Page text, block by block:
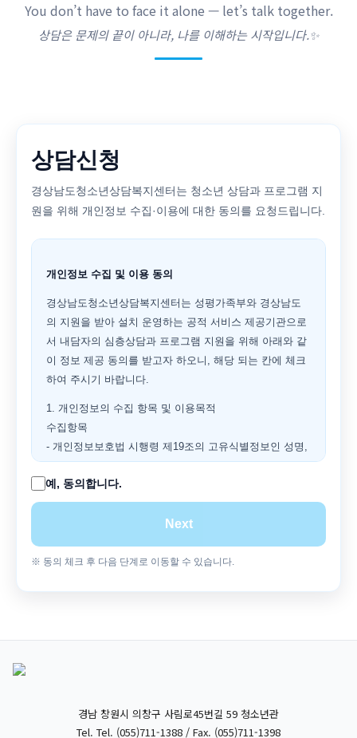
You don’t have to face it alone — let’s talk together.
상담은 문제의 끝이 아니라, 나를 이해하는 시작입니다.✨
상담신청
경상남도청소년상담복지센터는 청소년 상담과 프로그램 지
원을 위해 개인정보 수집·이용에 대한 동의를 요청드립니다.
개인정보 수집 및 이용 동의
경상남도청소년상담복지센터는 성평가족부와 경상남도
의 지원을 받아 설치 운영하는 공적 서비스 제공기관으로
서 내담자의 심층상담과 프로그램 지원을 위해 아래와 같
이 정보 제공 동의를 받고자 하오니, 해당 되는 칸에 체크
하여 주시기 바랍니다.
1. 개인정보의 수집 항목 및 이용목적
수집항목
- 개인정보보호법 시행령 제19조의 고유식별정보인 성명,
연락처, 주소지, 이메일 관련 사항 등
- 필요시 귀하로부터 제공받은 정보를 청소년복지지원법
- 상기 내용에 대해 설명을 충분히 숙지하였으며, 위 내용
에 동의합니다.
예, 동의합니다.
Next
※ 동의 체크 후 다음 단계로 이동할 수 있습니다.
경남 창원시 의창구 사림로45번길 59 청소년관
Tel. Tel. (055)711-1388 / Fax. (055)711-1398